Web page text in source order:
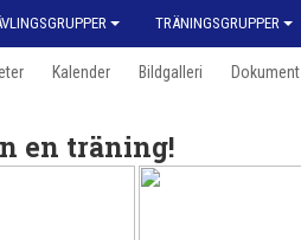
TRÄNINGSGRUPPER
Kalender Bildgalleri Dokument
en träning!